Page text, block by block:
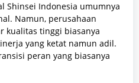
Shinsei Indonesia umumnya
Namun, perusahaan
kualitas tinggi biasanya
yang ketat namun adil.
peran yang biasanya